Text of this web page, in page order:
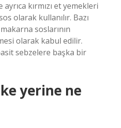
kırmızı et yemekleri
olarak kullanılır. Bazı
soslarının
olarak kabul edilir.
sebzelere başka bir
yerine ne